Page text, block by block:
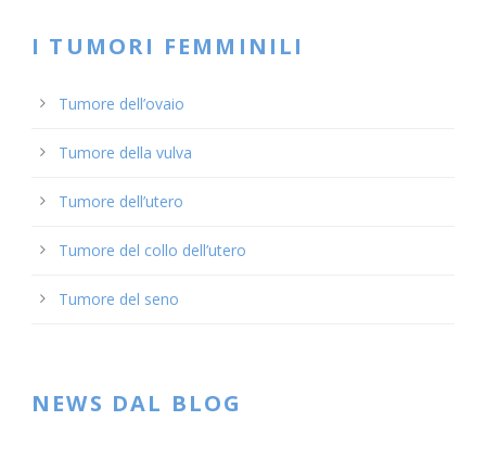
I TUMORI FEMMINILI
Tumore dell’ovaio
Tumore della vulva
Tumore dell’utero
Tumore del collo dell’utero
Tumore del seno
NEWS DAL BLOG